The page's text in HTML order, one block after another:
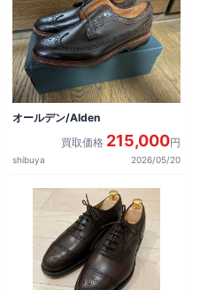
オールデン/Alden
買取価格 215,000円
shibuya 2026/05/20